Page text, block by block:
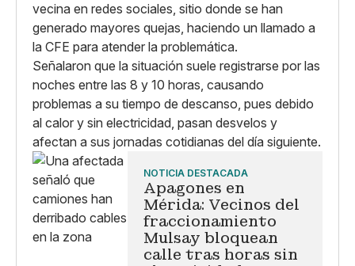
vecina en redes sociales, sitio donde se han
generado mayores quejas, haciendo un llamado a
la CFE para atender la problemática.
Señalaron que la situación suele registrarse por las
noches entre las 8 y 10 horas, causando
problemas a su tiempo de descanso, pues debido
al calor y sin electricidad, pasan desvelos y
afectan a sus jornadas cotidianas del día siguiente.
NOTICIA DESTACADA
Apagones en
Mérida: Vecinos del
fraccionamiento
Mulsay bloquean
calle tras horas sin